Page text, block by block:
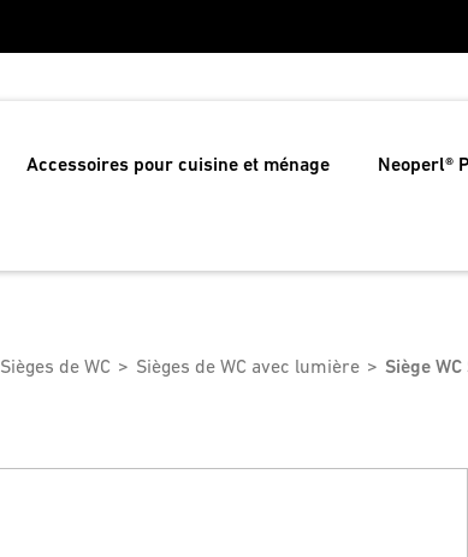
Accessoires pour cuisine et ménage Neoperl®
Sièges de WC Sièges de WC avec lumière Siège